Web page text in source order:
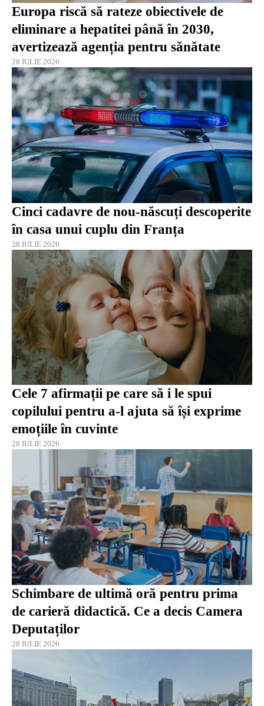
Europa riscă să rateze obiectivele de
eliminare a hepatitei până în 2030,
avertizează agenția pentru sănătate
28 IULIE 2026
Cinci cadavre de nou-născuți descoperite
în casa unui cuplu din Franța
28 IULIE 2026
Cele 7 afirmații pe care să i le spui
copilului pentru a-l ajuta să își exprime
emoțiile în cuvinte
28 IULIE 2026
Schimbare de ultimă oră pentru prima
de carieră didactică. Ce a decis Camera
Deputaților
28 IULIE 2026